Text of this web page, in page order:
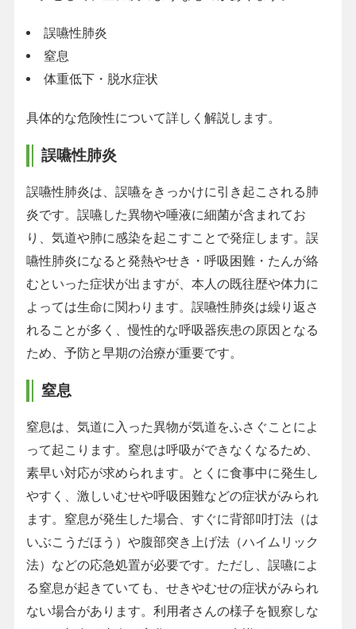
誤嚥性肺炎
窒息
体重低下・脱水症状
具体的な危険性について詳しく解説します。
誤嚥性肺炎
誤嚥性肺炎は、誤嚥をきっかけに引き起こされる肺
炎です。誤嚥した異物や唾液に細菌が含まれてお
り、気道や肺に感染を起こすことで発症します。誤
嚥性肺炎になると発熱やせき・呼吸困難・たんが絡
むといった症状が出ますが、本人の既往歴や体力に
よっては生命に関わります。誤嚥性肺炎は繰り返さ
れることが多く、慢性的な呼吸器疾患の原因となる
ため、予防と早期の治療が重要です。
窒息
窒息は、気道に入った異物が気道をふさぐことによ
って起こります。窒息は呼吸ができなくなるため、
素早い対応が求められます。とくに食事中に発生し
やすく、激しいむせや呼吸困難などの症状がみられ
ます。窒息が発生した場合、すぐに背部叩打法（は
いぶこうだほう）や腹部突き上げ法（ハイムリック
法）などの応急処置が必要です。ただし、誤嚥によ
る窒息が起きていても、せきやむせの症状がみられ
ない場合があります。利用者さんの様子を観察しな